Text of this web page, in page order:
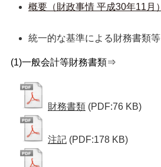
概要（財政事情 平成30年11月）
統一的な基準による財務書類等
(1)一般会計等財務書類⇒
財務書類 (PDF:76 KB)
注記 (PDF:178 KB)